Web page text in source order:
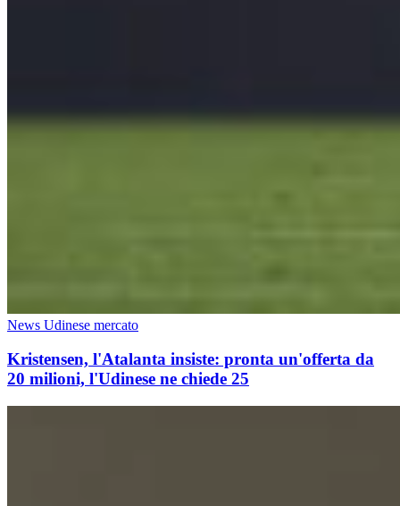
News Udinese mercato
Kristensen, l'Atalanta insiste: pronta un'offerta da
20 milioni, l'Udinese ne chiede 25